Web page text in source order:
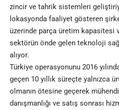
zincir ve tahrik sistemleri
lokasyonda faaliyet gösteren
üzerinde parça üretim kapasitesi
sektörün önde gelen teknoloji
alıyor.
Türkiye operasyonunu 2016
geçen 10 yıllık süreçte yalnızca
olmanın ötesine geçerek
danışmanlığı ve satış sonrası